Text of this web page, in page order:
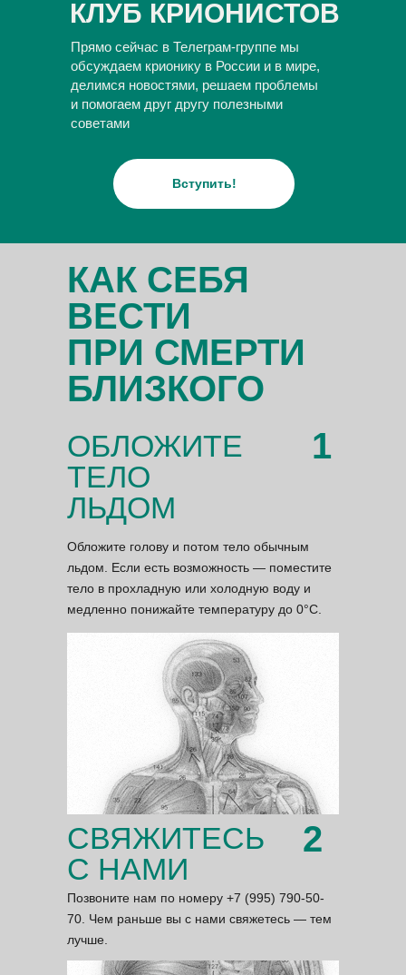
Прямо сейчас в Телеграм-группе мы
обсуждаем крионику в России и в мире,
делимся новостями, решаем проблемы
и помогаем друг другу полезными
советами
КЛУБ КРИОНИСТОВ
Вступить!
СВЯЖИТЕСЬ
С НАМИ
Позвоните нам по номеру +7 (995) 790-50-
70. Чем раньше вы с нами свяжетесь — тем
лучше.
ОБЛОЖИТЕ
ТЕЛО
ЛЬДОМ
Обложите голову и потом тело обычным
льдом. Если есть возможность — поместите
тело в прохладную или холодную воду и
медленно понижайте температуру до 0°С.
КАК СЕБЯ
ВЕСТИ
ПРИ СМЕРТИ
БЛИЗКОГО
1
2